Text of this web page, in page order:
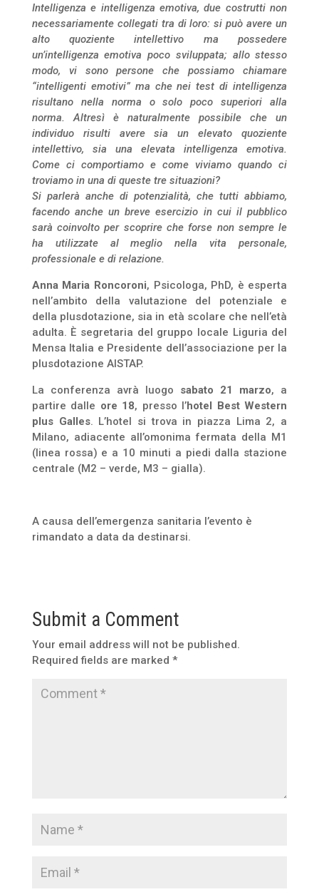
Intelligenza e intelligenza emotiva, due costrutti non
necessariamente collegati tra di loro: si può avere un
alto quoziente intellettivo ma possedere
un’intelligenza emotiva poco sviluppata; allo stesso
modo, vi sono persone che possiamo chiamare
“intelligenti emotivi” ma che nei test di intelligenza
risultano nella norma o solo poco superiori alla
norma. Altresì è naturalmente possibile che un
individuo risulti avere sia un elevato quoziente
intellettivo, sia una elevata intelligenza emotiva.
Come ci comportiamo e come viviamo quando ci
troviamo in una di queste tre situazioni?
Si parlerà anche di potenzialità, che tutti abbiamo,
facendo anche un breve esercizio in cui il pubblico
sarà coinvolto per scoprire che forse non sempre le
ha utilizzate al meglio nella vita personale,
professionale e di relazione.
Anna Maria Roncoroni, Psicologa, PhD, è esperta
nell’ambito della valutazione del potenziale e
della plusdotazione, sia in età scolare che nell’età
adulta. È segretaria del gruppo locale Liguria del
Mensa Italia e Presidente dell’associazione per la
plusdotazione AISTAP.
La conferenza avrà luogo sabato 21 marzo, a
partire dalle ore 18, presso l’hotel Best Western
plus Galles. L’hotel si trova in piazza Lima 2, a
Milano, adiacente all’omonima fermata della M1
(linea rossa) e a 10 minuti a piedi dalla stazione
centrale (M2 – verde, M3 – gialla).
A causa dell’emergenza sanitaria l’evento è
rimandato a data da destinarsi.
Submit a Comment
Your email address will not be published.
Required fields are marked *